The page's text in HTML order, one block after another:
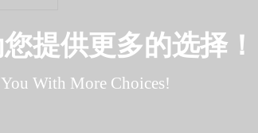
With More Choices!
提供更多的选择！